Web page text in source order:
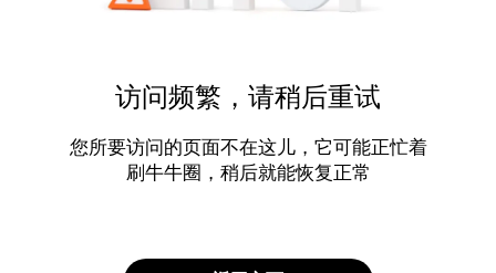
访问频繁，请稍后重试
您所要访问的页面不在这儿，它可能正忙着
刷牛牛圈，稍后就能恢复正常